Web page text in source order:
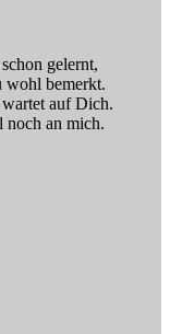
gelernt,
wohl bemerkt.
auf Dich.
noch an mich.